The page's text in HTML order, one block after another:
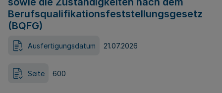
Berufsqualifikationsfeststellungsgesetz
(BQFG)
Ausfertigungsdatum 21.07.2026
Seite 600